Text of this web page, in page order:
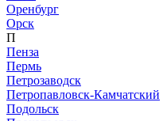
Оренбург
Орск
П
Пенза
Пермь
Петрозаводск
Петропавловск-Камчатский
Подольск